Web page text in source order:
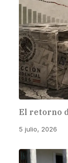
El retorno
5 julio, 2026